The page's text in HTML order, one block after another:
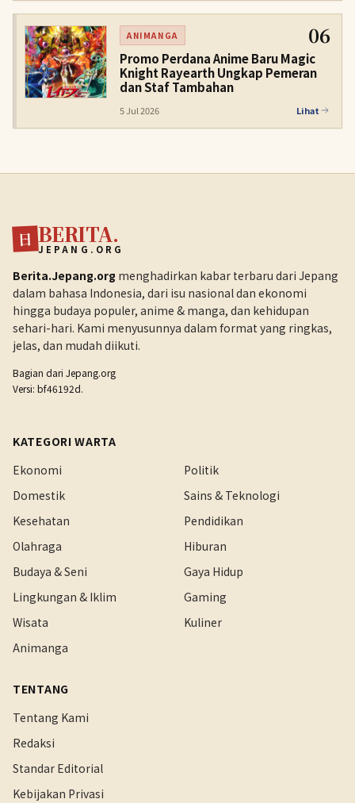
ANIMANGA 06
Promo Perdana Anime Baru Magic
Knight Rayearth Ungkap Pemeran
dan Staf Tambahan
5 Jul 2026 Lihat
日 BERITA.
JEPANG.ORG
Berita.Jepang.org menghadirkan kabar terbaru dari Jepang
dalam bahasa Indonesia, dari isu nasional dan ekonomi
hingga budaya populer, anime & manga, dan kehidupan
sehari-hari. Kami menyusunnya dalam format yang ringkas,
jelas, dan mudah diikuti.
Bagian dari Jepang.org
Versi: bf46192d.
KATEGORI WARTA
Ekonomi
Politik
Domestik
Sains & Teknologi
Kesehatan
Pendidikan
Olahraga
Hiburan
Budaya & Seni
Gaya Hidup
Lingkungan & Iklim
Gaming
Wisata
Kuliner
Animanga
TENTANG
Tentang Kami
Redaksi
Standar Editorial
Kebijakan Privasi